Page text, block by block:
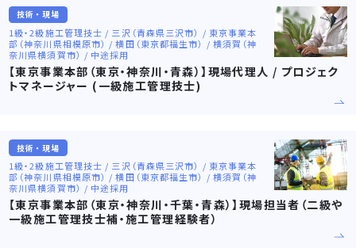
技術・現場
1級・2級施工管理技士 / 三沢（青森県三沢市） / 東京事業本
部（神奈川県相模原市） / 横田（東京都福生市） / 横須賀（神
奈川県横須賀市） / 中途採用
【東京事業本部（東京・神奈川・青森）】現場代理人 / プロジェク
トマネージャー (一級施工管理技士)
技術・現場
1級・2級施工管理技士 / 三沢（青森県三沢市） / 東京事業本
部（神奈川県相模原市） / 横田（東京都福生市） / 横須賀（神
奈川県横須賀市） / 中途採用
【東京事業本部（東京・神奈川・千葉・青森）】現場担当者（二級や
一級施工管理技士補・施工管理経験者）